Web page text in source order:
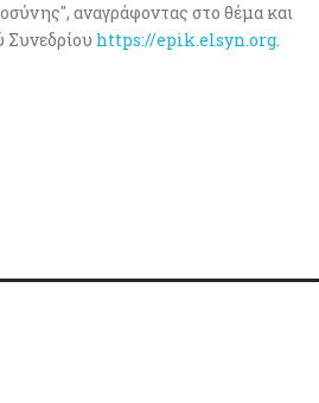
αναγράφοντας στο θέμα και
Συνεδρίου https://epik.elsyn.org.